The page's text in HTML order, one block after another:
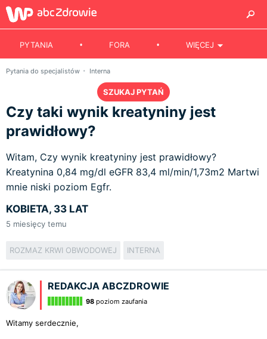
PYTANIA FORA WIĘCEJ
Pytania do specjalistów Interna
SZUKAJ PYTAŃ
Czy taki wynik kreatyniny jest
prawidłowy?
Witam, Czy wynik kreatyniny jest prawidłowy?
Kreatynina 0,84 mg/dl eGFR 83,4 ml/min/1,73m2 Martwi
mnie niski poziom Egfr.
KOBIETA, 33 LAT
5 miesięcy temu
ROZMAZ KRWI OBWODOWEJ INTERNA
REDAKCJA ABCZDROWIE
98 poziom zaufania
Witamy serdecznie,